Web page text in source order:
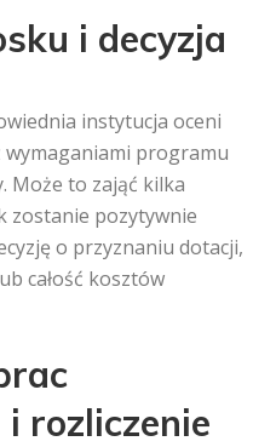
i decyzja
instytucja oceni
programu
Może to zająć kilka
zostanie pozytywnie
o przyznaniu dotacji,
całość kosztów
rozliczenie